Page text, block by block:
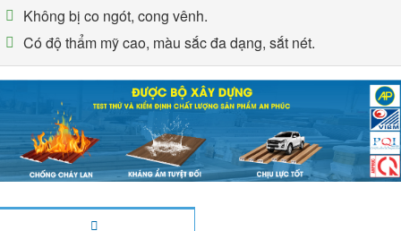
Không bị co ngót, cong vênh.
Có độ thẩm mỹ cao, màu sắc đa dạng, sắt nét.